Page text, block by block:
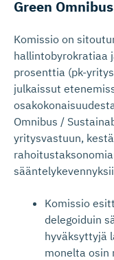
Green Omnibus
Komissio on
hallintobyrokratiaa
prosenttia (pk-
julkaissut
Omnibus /
yritysvastuun,
Komissio
delegoiduin
hyväksyttyjä
monelta osin